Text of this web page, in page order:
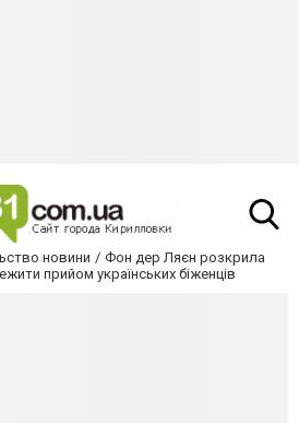
новини
Фон дер Ляєн розкрила
прийом українських біженців